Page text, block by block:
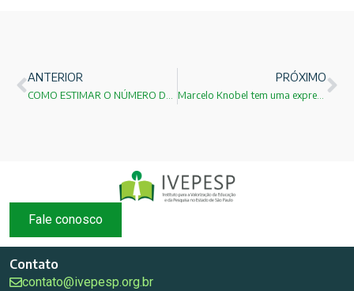
ANTERIOR PRÓXIMO
Marcelo Knobel tem uma expressiva vitoria na consulta para reitor da UNICAMP!
Fale conosco
Contato
contato@ivepesp.org.br